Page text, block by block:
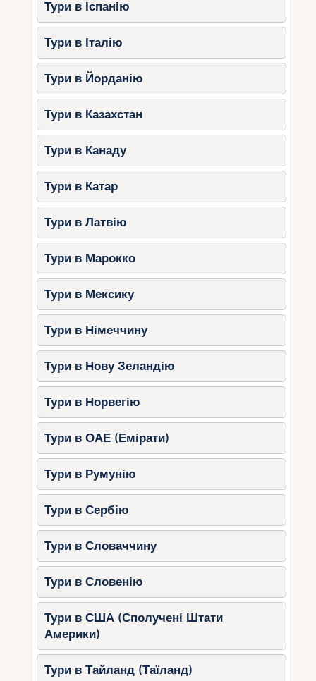
Тури в Іспанію
Тури в Італію
Тури в Йорданію
Тури в Казахстан
Тури в Канаду
Тури в Катар
Тури в Латвію
Тури в Марокко
Тури в Мексику
Тури в Німеччину
Тури в Нову Зеландію
Тури в Норвегію
Тури в ОАЕ (Емірати)
Тури в Румунію
Тури в Сербію
Тури в Словаччину
Тури в Словенію
Тури в США (Сполучені Штати
Америки)
Тури в Тайланд (Таїланд)